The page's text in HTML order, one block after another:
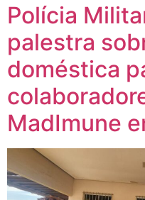
Polícia
palestra
doméstica
MadImune